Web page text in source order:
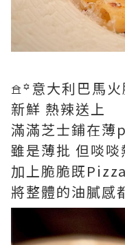
𖠿꙳意大利巴馬
新鮮 熱辣送上
滿滿芝士鋪在薄
雖是薄批 但啖
加上脆脆既
將整體的油膩感